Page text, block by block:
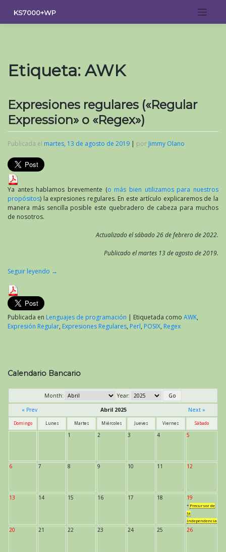
contenido
KS7000+WP
Etiqueta: AWK
Expresiones regulares («Regular
Expression» o «Regex»)
Publicada el martes, 13 de agosto de 2019 | por Jimmy Olano
Ya antes hablamos brevemente (o más bien utilizamos para nuestros
propósitos) la expresiones regulares. En este artículo explicaremos de la
manera más sencilla posible este quebradero de cabeza para muchos
de nosotros.
Actualizado el sábado 26 de febrero de 2022.
Publicado el martes 13 de agosto de 2019.
Seguir leyendo →
Publicada en Lenguajes de programación | Etiquetada como AWK,
Expresión Regular, Expresiones Regulares, Perl, POSIX, Regex
Calendario Bancario
Month:
Year:
« Prev
Abril 2025 Next »
Domingo Lunes Martes Miércoles Jueves Viernes Sábado
1 2 3 4 5
6 7 8 9 10 11 12
13 14 15 16 17 18 19
* Precursor de
la
Independencia
20 21 22 23 24 25 26